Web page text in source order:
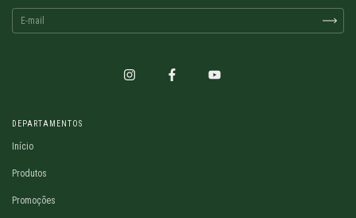
DEPARTAMENTOS
Início
Produtos
Promoções